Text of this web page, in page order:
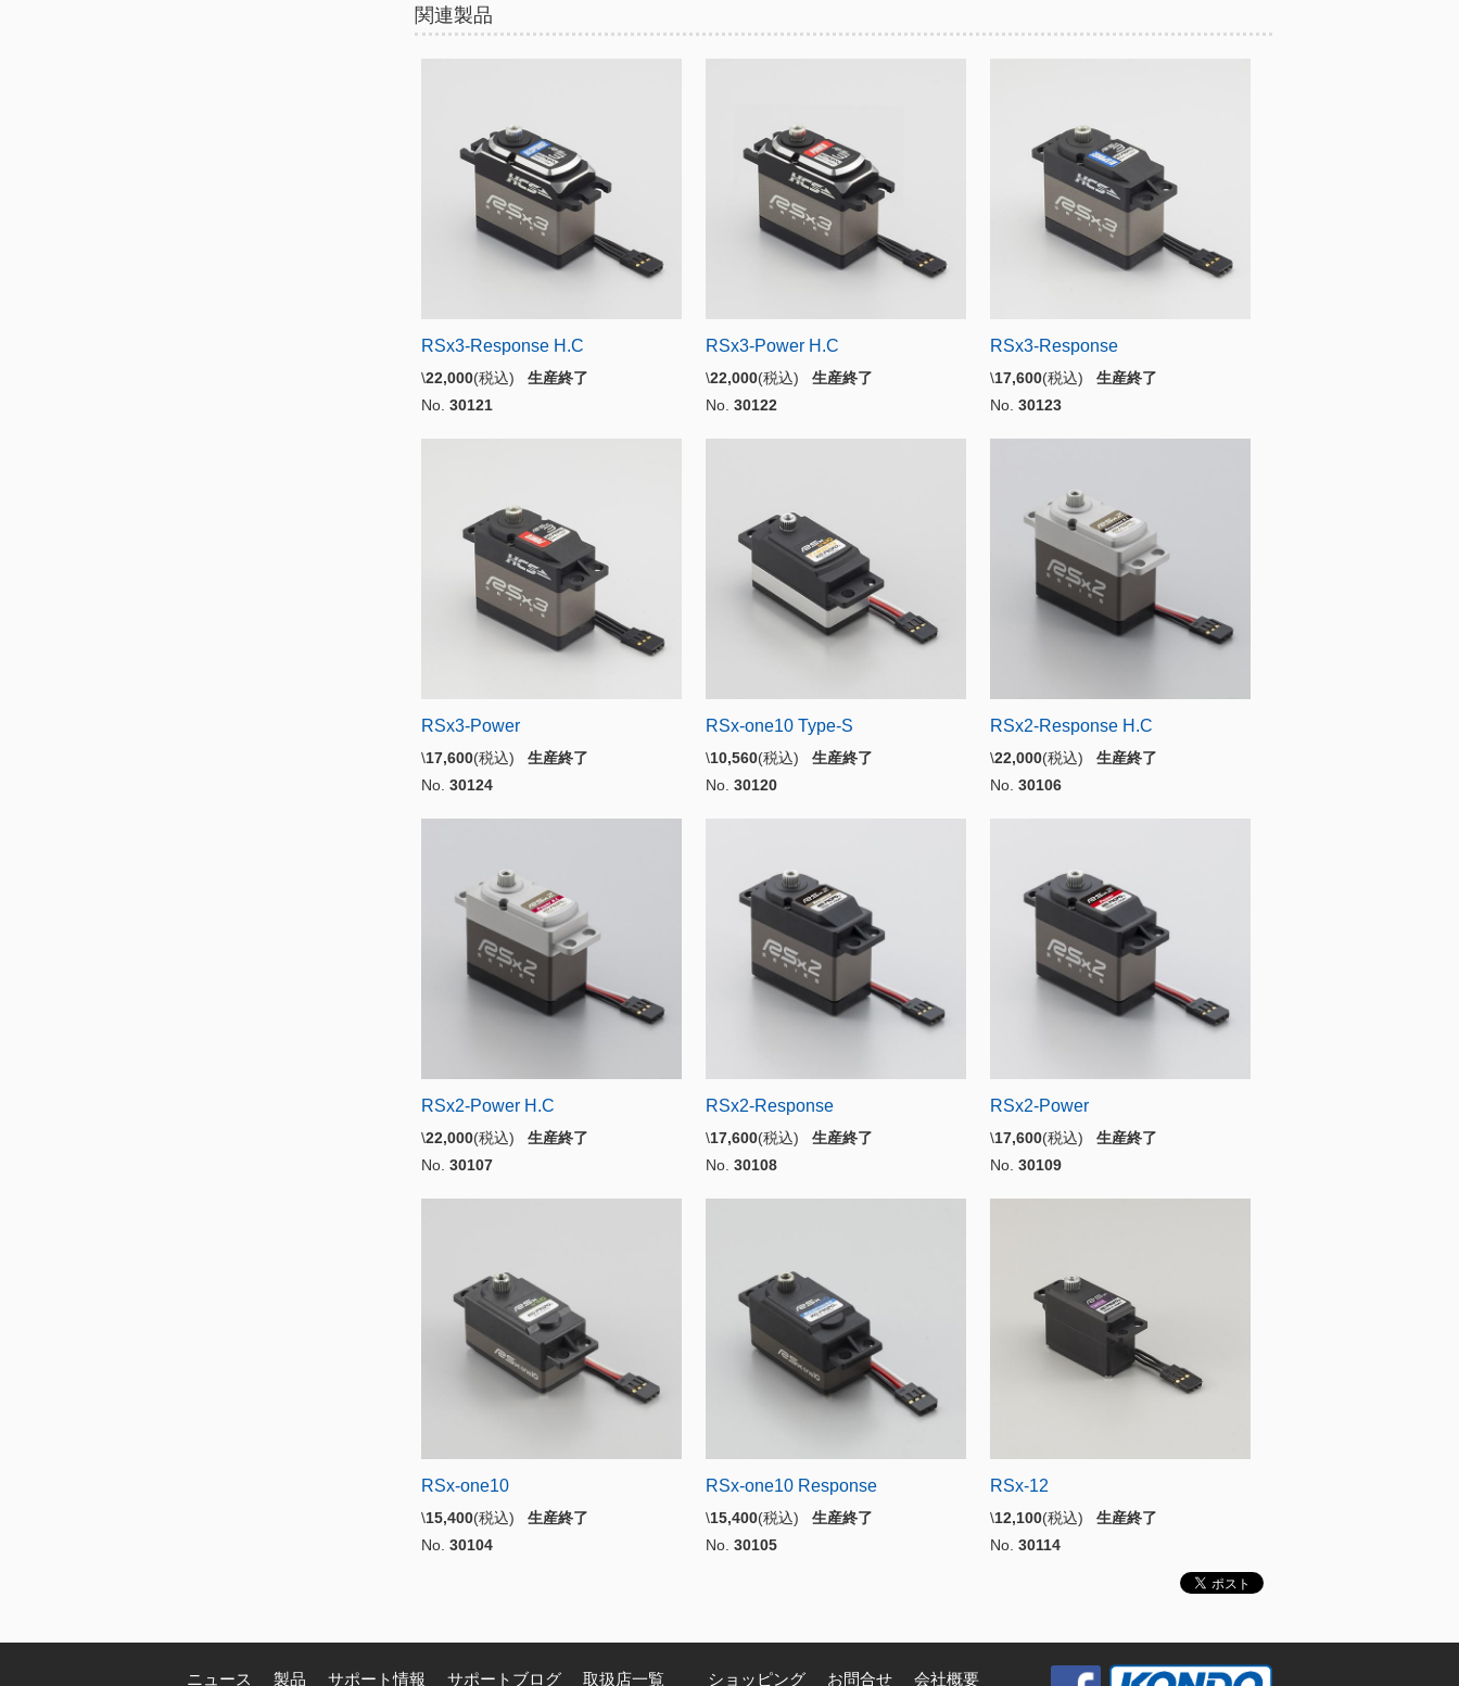
関連製品
RSx3-Response H.C
\22,000(税込) 生産終了
No. 30121
RSx3-Power H.C
\22,000(税込) 生産終了
No. 30122
RSx3-Response
\17,600(税込) 生産終了
No. 30123
RSx3-Power
\17,600(税込) 生産終了
No. 30124
RSx-one10 Type-S
\10,560(税込) 生産終了
No. 30120
RSx2-Response H.C
\22,000(税込) 生産終了
No. 30106
RSx2-Power H.C
\22,000(税込) 生産終了
No. 30107
RSx2-Response
\17,600(税込) 生産終了
No. 30108
RSx2-Power
\17,600(税込) 生産終了
No. 30109
RSx-one10
\15,400(税込) 生産終了
No. 30104
RSx-one10 Response
\15,400(税込) 生産終了
No. 30105
RSx-12
\12,100(税込) 生産終了
No. 30114
ニュース 製品 サポート情報 サポートブログ 取扱店一覧 ショッピング お問合せ 会社概要